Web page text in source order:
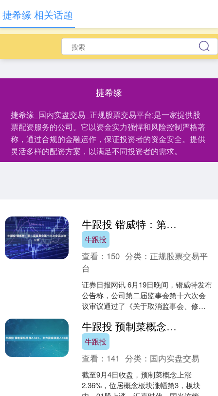
捷希缘
捷希缘_国内实盘交易_正规股票交易平台:是一家提供股
票配资服务的公司。它以资金实力强悍和风险控制严格著
称，通过合规的金融运作，保证投资者的资金安全。提供
灵活多样的配资方案，以满足不同投资者的需求。
捷希缘 相关话题
牛跟投 锴威特：第二届监事会第十六次会议决议公告
牛跟投
查看： 150 分类： 正规股票交易平
台
证券日报网讯 6月19日晚间，锴威特发布
公告称，公司第二届监事会第十六次会
议审议通过了《关于取消监事会、修订
牛跟投 预制菜概念涨2.36%，主力资金净流入45股
牛跟投
查看： 141 分类： 国内实盘交易
截至9月4日收盘，预制菜概念上涨
2.36%，位居概念板块涨幅第3，板块